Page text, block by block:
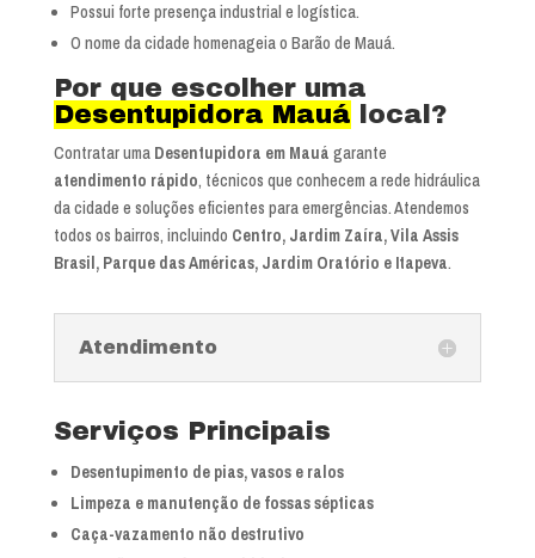
Possui forte presença industrial e logística.
O nome da cidade homenageia o Barão de Mauá.
Por que escolher uma
Desentupidora Mauá local?
Contratar uma Desentupidora em Mauá garante
atendimento rápido, técnicos que conhecem a rede hidráulica
da cidade e soluções eficientes para emergências. Atendemos
todos os bairros, incluindo Centro, Jardim Zaíra, Vila Assis
Brasil, Parque das Américas, Jardim Oratório e Itapeva.
Atendimento
Serviços Principais
Desentupimento de pias, vasos e ralos
Limpeza e manutenção de fossas sépticas
Caça-vazamento não destrutivo